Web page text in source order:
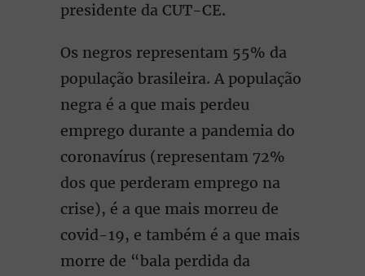
presidente da CUT-CE.
Os negros representam 55% da
população brasileira. A população
negra é a que mais perdeu
emprego durante a pandemia do
coronavírus (representam 72%
dos que perderam emprego na
crise), é a que mais morreu de
covid-19, e também é a que mais
morre de “bala perdida da